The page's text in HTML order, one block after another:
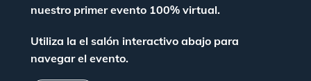
nuestro primer evento 100% virtual.
Utiliza la el salón interactivo abajo para
navegar el evento.